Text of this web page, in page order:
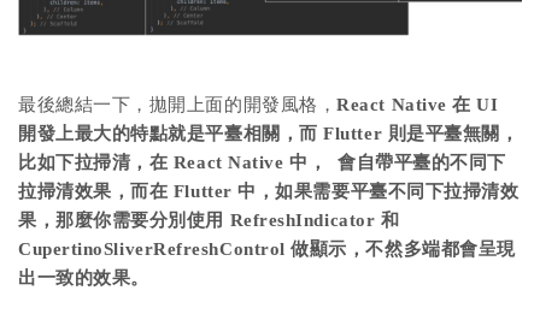
最後總結一下，拋開上面的開發風格，React Native 在 UI
開發上最大的特點就是平臺相關，而 Flutter 則是平臺無關，
比如下拉掃清，在 React Native 中， 會自帶平臺的不同下
拉掃清效果，而在 Flutter 中，如果需要平臺不同下拉掃清效
果，那麼你需要分別使用 RefreshIndicator 和
CupertinoSliverRefreshControl 做顯示，不然多端都會呈現
出一致的效果。